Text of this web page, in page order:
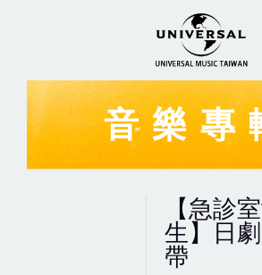
音樂專
【急診
生】日
帶